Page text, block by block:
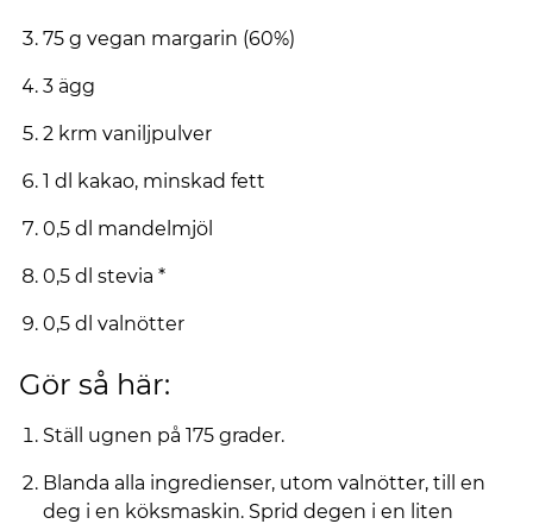
75 g vegan margarin (60%)
3 ägg
2 krm vaniljpulver
1 dl kakao, minskad fett
0,5 dl mandelmjöl
0,5 dl stevia *
0,5 dl valnötter
Gör så här:
Ställ ugnen på 175 grader.
Blanda alla ingredienser, utom valnötter, till en
deg i en köksmaskin. Sprid degen i en liten